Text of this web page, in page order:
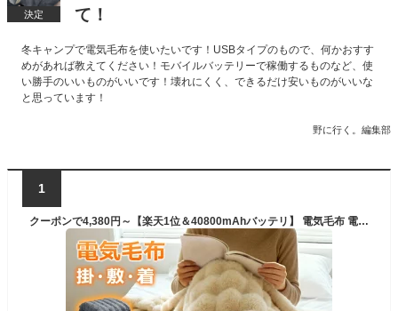
決定
て！
冬キャンプで電気毛布を使いたいです！USBタイプのもので、何かおすす
めがあれば教えてください！モバイルバッテリーで稼働するものなど、使
い勝手のいいものがいいです！壊れにくく、できるだけ安いものがいいな
と思っています！
野に行く。編集部
1
クーポンで4,380円～【楽天1位＆40800mAhバッテリ】 電気毛布 電気ひざ掛け 着る毛布 フランネル裏起毛 USB給電式 電気ブランケット 5WAY オフィス おうち時間 ひざ掛け ヒーターブランケット 120x98cm 3段階温度調節 膝掛け 冷え予防 御歳暮